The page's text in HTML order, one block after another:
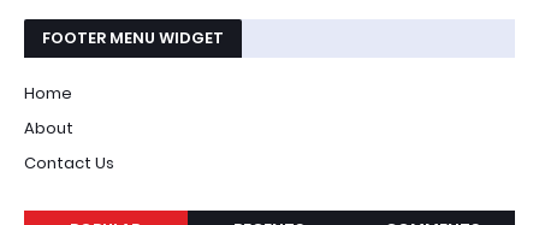
FOOTER MENU WIDGET
Home
About
Contact Us